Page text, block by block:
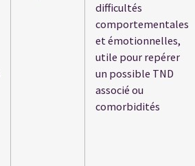
difficultés
comportementales
et émotionnelles,
utile pour repérer
un possible TND
associé ou
comorbidités